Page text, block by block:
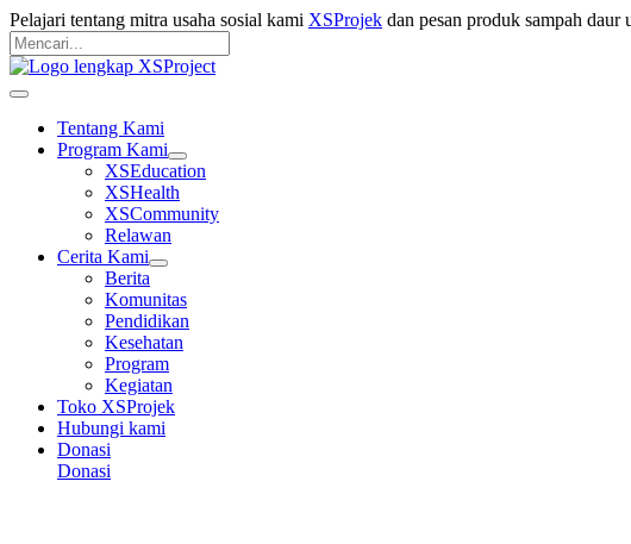
Langsung
ke
konten
Pelajari tentang mitra usaha sosial kami XSProjek dan pesan produk sampah daur
Pencarian
untuk:
Mencari
Main
Tentang Kami
Program Kami
XSEducation
XSHealth
XSCommunity
Relawan
Cerita Kami
Berita
Komunitas
Pendidikan
Kesehatan
Program
Kegiatan
Toko XSProjek
Hubungi kami
Donasi
Donasi